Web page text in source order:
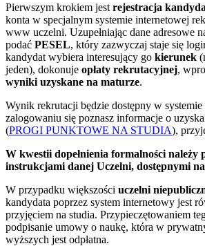
Pierwszym krokiem jest rejestracja
konta w specjalnym systemie internetowej
www uczelni. Uzupełniając dane adresowe
podać PESEL, który zazwyczaj staje się
kandydat wybiera interesujący go kierunek
jeden), dokonuje opłaty rekrutacyjnej,
wyniki uzyskane na maturze.
Wynik rekrutacji będzie dostępny w
zalogowaniu się poznasz informacje o
(PROGI PUNKTOWE NA STUDIA),
W kwestii dopełnienia formalności należy
instrukcjami danej Uczelni, dostępnymi
W przypadku większości uczelni
kandydata poprzez system internetowy jest
przyjęciem na studia. Przypieczętowaniem
podpisanie umowy o naukę, która w
wyższych jest odpłatna.